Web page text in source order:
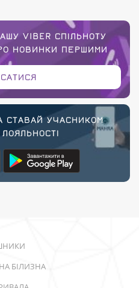
VIBER СПІЛЬНОТУ
НОВИНКИ ПЕРШИМИ
СТАВАЙ УЧАСНИКОМ
БІЛИЗНА